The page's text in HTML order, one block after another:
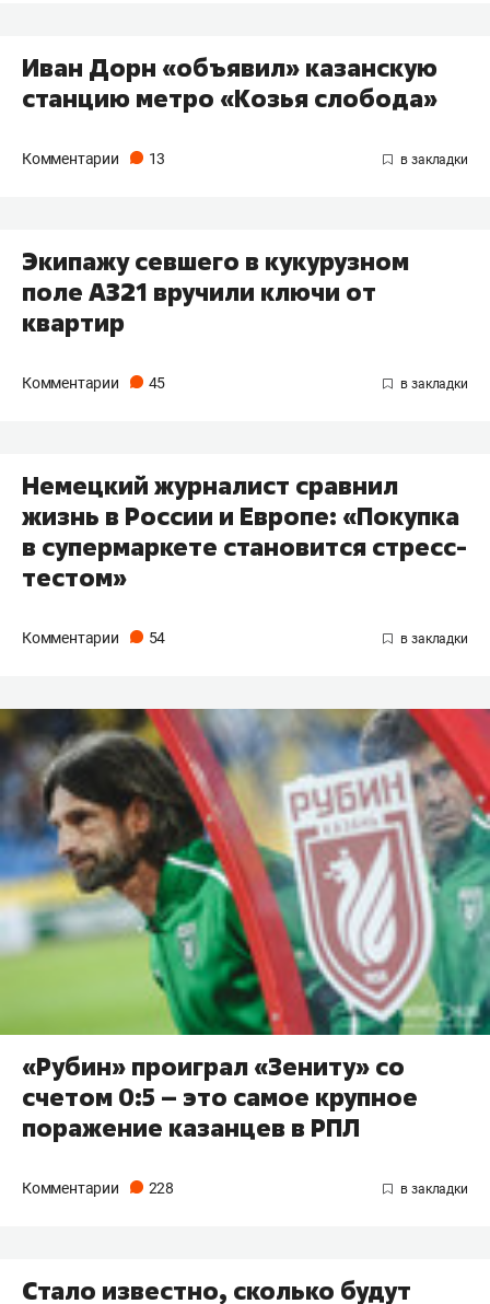
Иван Дорн «объявил» казанскую
станцию метро «Козья слобода»
Комментарии 13
Экипажу севшего в кукурузном
поле А321 вручили ключи от
квартир
Комментарии 45
Немецкий журналист сравнил
жизнь в России и Европе: «Покупка
в супермаркете становится стресс-
тестом»
Комментарии 54
«Рубин» проиграл «Зениту» со
счетом 0:5 – это самое крупное
поражение казанцев в РПЛ
Комментарии 228
Стало известно, сколько будут